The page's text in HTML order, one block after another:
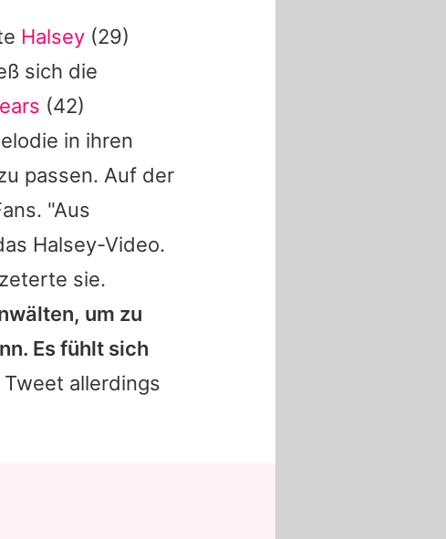
Halsey (29)
sich die
(42)
in ihren
passen. Auf der
"Aus
Halsey-Video.
sie.
um zu
Es fühlt sich
allerdings